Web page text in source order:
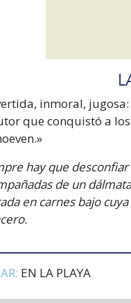
inmoral,
que conquistó a
hay que
de un
en carnes bajo
EN LA PLAYA